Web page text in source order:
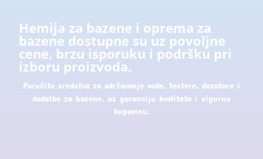
Hemija za bazene i oprema za
bazene dostupne su uz povoljne
cene, brzu isporuku i podršku pri
izboru proizvoda.
Poručite sredstva za održavanje vode, testere, dozatore i
dodatke za bazene, uz garanciju kvaliteta i sigurnu
kupovinu.